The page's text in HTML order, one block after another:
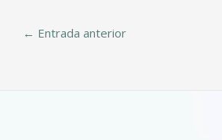
← Entrada anterior